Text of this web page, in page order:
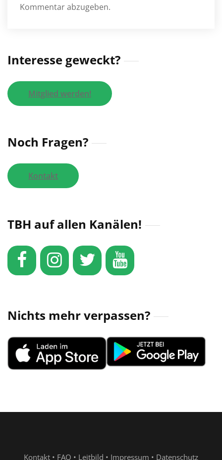
Kommentar abzugeben.
Interesse geweckt?
Mitglied werden!
Noch Fragen?
Kontakt
TBH auf allen Kanälen!
Nichts mehr verpassen?
Kontakt • FAQ • Leitbild • Impressum • Datenschutz